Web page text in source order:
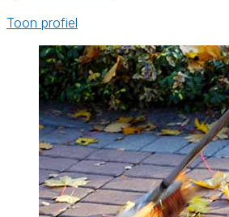
Toon profiel